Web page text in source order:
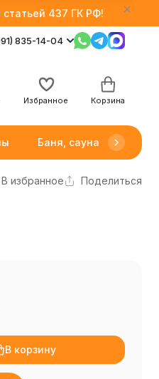
437 ГК РФ!
835-14-04
Избранное Корзина
Баня, сауна
В избранное Поделиться
В корзину